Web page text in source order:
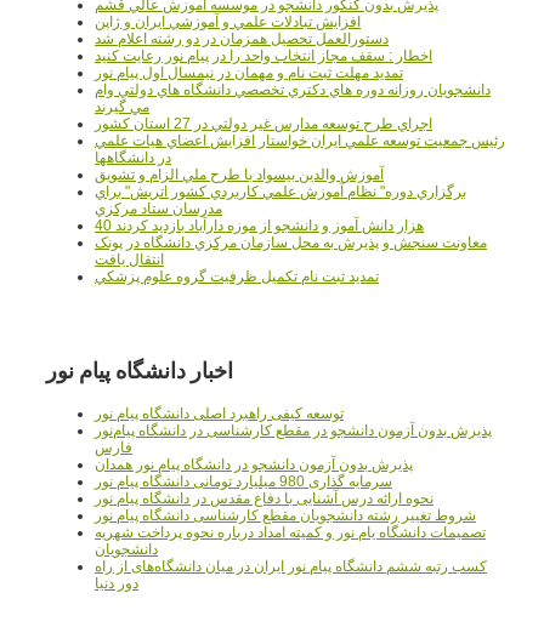
پذيرش بدون کنکور دانشجو در موسسه آموزش عالي قشم
افزايش تبادلات علمي و آموزشي ايران و ژاپن
دستورالعمل تحصیل همزمان در دو رشته اعلام شد
اخطار : سقف مجاز انتخاب واحد را در پیام نور رعایت کنید
تمدید مهلت ثبت نام و مهمان در نیمسال اول پیام نور
دانشجويان روزانه دوره هاي دكتري تخصصي دانشگاه هاي دولتي وام
مي گيرند
اجراي طرح توسعه مدارس غير دولتي در 27 استان کشور
رئيس جمعيت توسعه علمي ايران خواستار افزايش اعضاي هيات علمي
در دانشگاهها
آموزش والدين بيسواد با طرح ملي الزام و تشويق
برگزاري دوره" نظام آموزش علمي كاربردي كشور اتريش" براي
مدرسان ستاد مرکزي
40 هزار دانش آموز و دانشجو از موزه دارآباد بازديد کردند
معاونت سنجش و پذيرش به محل سازمان مرکزي دانشگاه در پونک
انتقال يافت
تمديد ثبت نام تکميل ظرفيت گروه علوم پزشکي
اخبار دانشگاه پیام نور
توسعه کیفی راهبرد اصلی دانشگاه پیام نور
پذیرش بدون آزمون دانشجو در مقطع کارشناسی در دانشگاه پیام‌نور
فارس
پذیرش بدون آزمون دانشجو در دانشگاه پیام نور همدان
سرمایه گذاری 980 میلیارد تومانی دانشگاه پیام نور
نحوه ارائه درس آشنایی با دفاع مقدس در دانشگاه پیام نور
شروط تغییر رشته دانشجویان مقطع کارشناسی دانشگاه پیام نور
تصمیمات دانشگاه یام نور و کمیته امداد درباره نحوه پرداخت شهریه
دانشجویان
کسب رتبه ششم دانشگاه پیام نور ایران در میان دانشگاه‌های از راه
دور دنیا